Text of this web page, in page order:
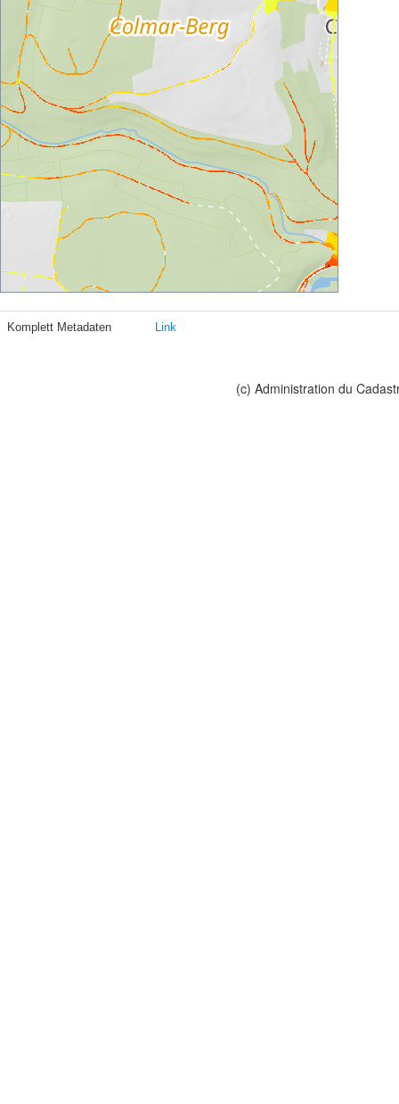
Komplett Metadaten Link
(c) Administration du